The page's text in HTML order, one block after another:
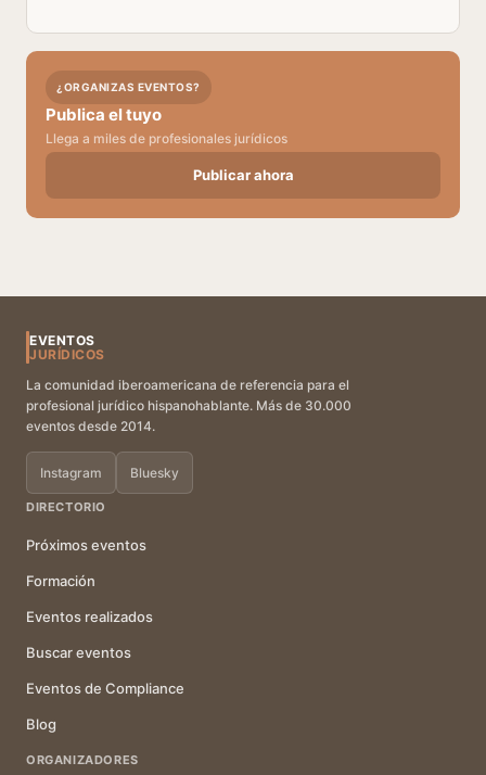
¿ORGANIZAS EVENTOS?
Publica el tuyo
Llega a miles de profesionales jurídicos
Publicar ahora
EVENTOS
JURÍDICOS
La comunidad iberoamericana de referencia para el
profesional jurídico hispanohablante. Más de 30.000
eventos desde 2014.
Instagram Bluesky
DIRECTORIO
Próximos eventos
Formación
Eventos realizados
Buscar eventos
Eventos de Compliance
Blog
ORGANIZADORES